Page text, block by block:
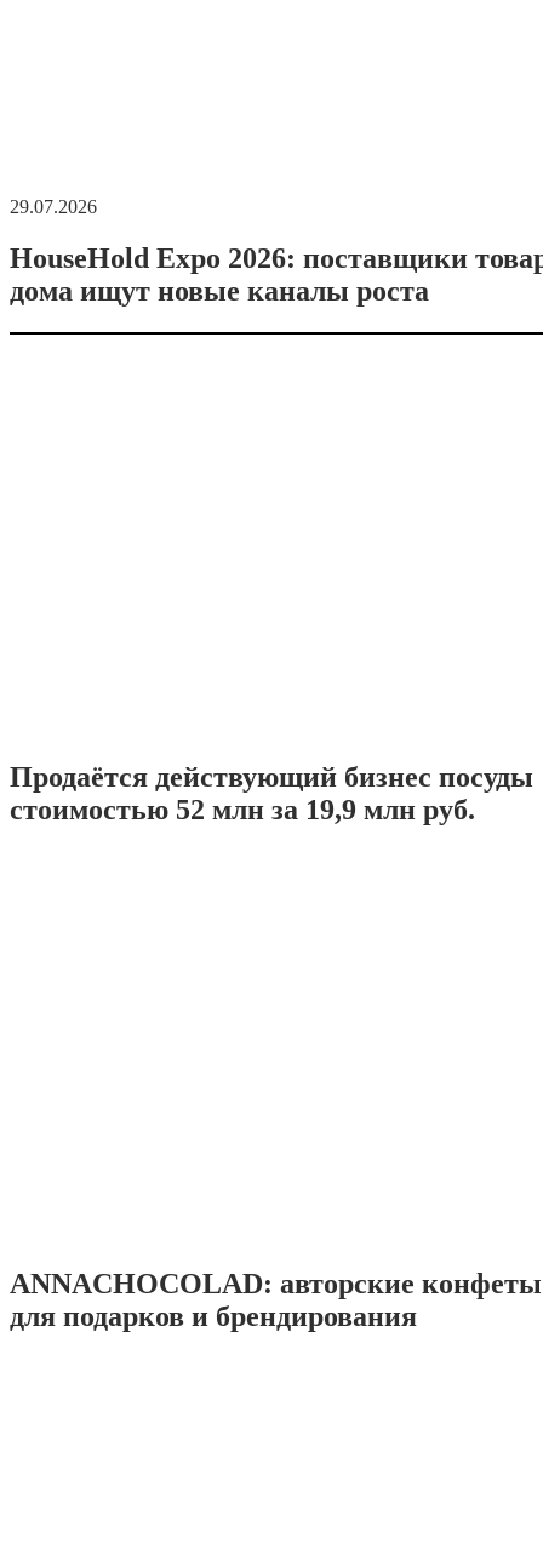
29.07.2026
HouseHold Expo 2026: поставщики
дома ищут новые каналы роста
Продаётся действующий бизнес посуды
стоимостью 52 млн за 19,9 млн руб.
ANNACHOCOLAD: авторские
для подарков и брендирования